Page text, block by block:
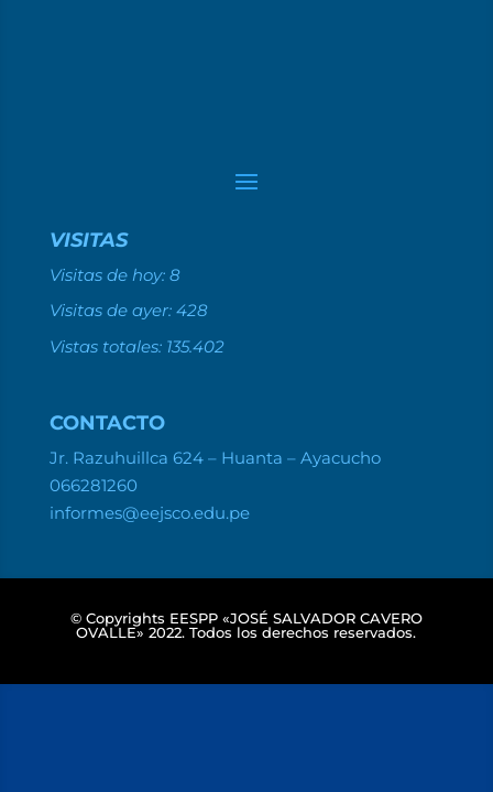
VISITAS
Visitas de hoy: 8
Visitas de ayer: 428
Vistas totales: 135.402
CONTACTO
Jr. Razuhuillca 624 – Huanta – Ayacucho
066281260
informes@eejsco.edu.pe
© Copyrights EESPP «JOSÉ SALVADOR CAVERO
OVALLE» 2022. Todos los derechos reservados.